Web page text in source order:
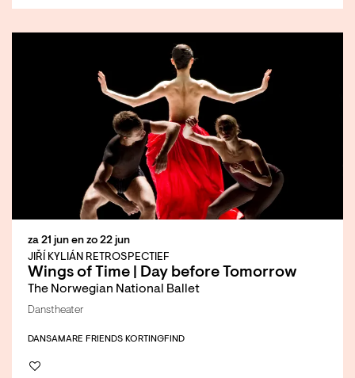
Wings of Time | Day before Tomorrow
The Norwegian National Ballet
JIŘÍ KYLIÁN RETROSPECTIEF
za 21 jun en zo 22 jun
Danstheater
DANSAMARE FRIENDS KORTINGFIND